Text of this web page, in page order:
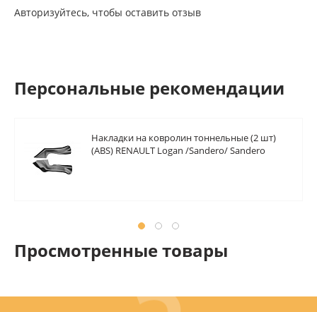
Авторизуйтесь, чтобы оставить отзыв
Персональные рекомендации
Накладки на ковролин тоннельные (2 шт)
(ABS) RENAULT Logan /Sandero/ Sandero
Просмотренные товары